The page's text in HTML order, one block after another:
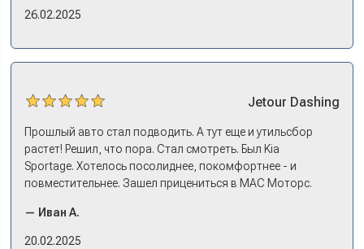
еще ОСАГО и КАСКО оформили. Зато на выдаче такие
26.02.2025
Jetour Dashing
Прошлый авто стал подводить. А тут еще и утильсбор
растет! Решил, что пора. Стал смотреть. Был Kia
Sportage. Хотелось посолиднее, покомфортнее - и
повместительнее. Зашел прицениться в МАС Моторс.
и прям мое! Даже не скажешь, что «китаец». Прям не
вылезая из него и порешали. Спортэйдж в трейд-ин
— Иван А.
20.02.2025